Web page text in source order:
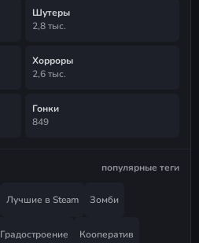
Шутеры
2,8 тыс.
Хорроры
2,6 тыс.
Гонки
849
популярные теги
Лучшие в Steam Зомби
Градостроение Кооператив